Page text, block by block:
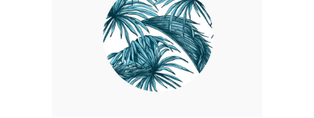
UP THE GARDEN PATH
Photography